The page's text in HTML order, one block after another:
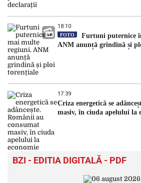
18:10
FOTO
Furtuni puternice
ANM anunță grindină și
17:39
Criza energetică se
masiv, în ciuda apelului la
BZI - EDITIA DIGITALĂ - PDF